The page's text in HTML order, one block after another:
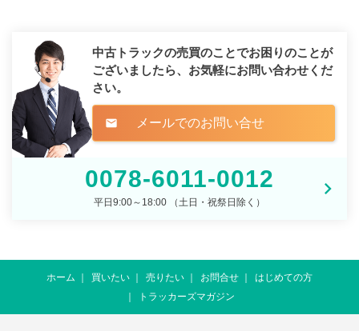
中古トラックの売買のことでお困りのことが
ございましたら、 お気軽にお問い合わせくだ
さい。
mail メールでのお問い合せ
0078-6011-0012
平日9:00～18:00 （土日・祝祭日除く）
ホーム 買いたい 売りたい お問合せ
はじめての方
トラッカーズマガジン